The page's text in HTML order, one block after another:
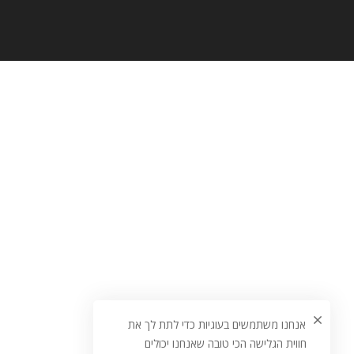
אנחנו משתמשים בעוגיות כדי לתת לך את
חווית הגלישה הכי טובה שאנחנו יכולים